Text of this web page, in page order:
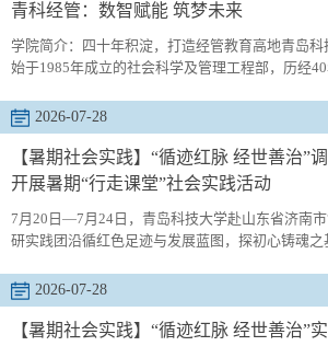
青科经管：数智赋能 筑梦未来
学院简介：四十年积淀，打造经管教育高地青岛
始于1985年成立的社会科学及管理工程部，历经
工商管理（数智企业管理）、市场营销（大数据营
管理（供应链方向）、金融科技6个本科专业，其
管理、财务管理专业为国家一流本科专业建设点
品牌特色...
2026-07-28
【暑期社会实践】“循迹红脉 经世善治”
开展暑期“行走课堂”社会实践活动
7月20日—7月24日，青岛科技大学赴山东省济南市
研实践团沿循红色足迹与发展蓝图，探初心铸魂
走的思政课”、一场场“实践的专业课”、一次次“为
长才干、作贡献，以青春行动回答“强国建设、青
赓续百年志 铸魂立本照征程胶济铁路是山东省境
2026-07-28
【暑期社会实践】“循迹红脉 经世善治”